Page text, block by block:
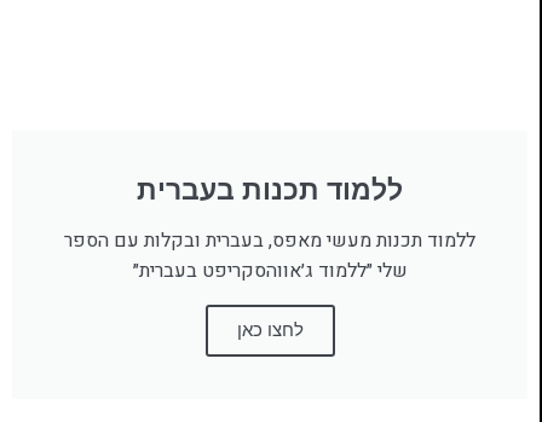
ללמוד תכנות בעברית
ללמוד תכנות מעשי מאפס, בעברית ובקלות עם הספר
שלי ״ללמוד ג׳אווהסקריפט בעברית״
לחצו כאן